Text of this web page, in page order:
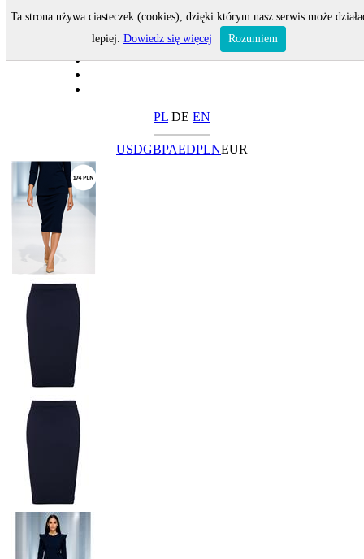
PL DE EN
USDGBPAEDPLNEUR
Ta strona używa ciasteczek (cookies), dzięki którym nasz serwis może
lepiej. Dowiedz się więcej Rozumiem